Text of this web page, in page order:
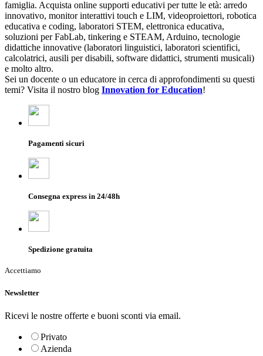
famiglia. Acquista online supporti educativi per tutte le età: arredo
innovativo, monitor interattivi touch e LIM, videoproiettori, robotica
educativa e coding, laboratori STEM, elettronica educativa,
soluzioni per FabLab, tinkering e STEAM, Arduino, tecnologie
didattiche innovative (laboratori linguistici, laboratori scientifici,
calcolatrici, ausili per disabili, software didattici, strumenti musicali)
e molto altro.
Sei un docente o un educatore in cerca di approfondimenti su questi
temi? Visita il nostro blog Innovation for Education!
Pagamenti sicuri
Consegna express in 24/48h
Spedizione gratuita
Accettiamo
Newsletter
Ricevi le nostre offerte e buoni sconti via email.
Privato
Azienda